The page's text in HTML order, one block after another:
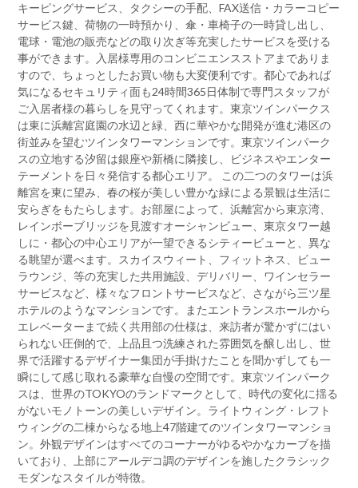
キーピングサービス、タクシーの手配、FAX送信・カラーコピー
サービス鍵、荷物の一時預かり、傘・車椅子の一時貸し出し、
電球・電池の販売などの取り次ぎ等充実したサービスを受ける
事ができます。入居様専用のコンビニエンスストアまでありま
すので、ちょっとしたお買い物も大変便利です。都心であれば
気になるセキュリティ面も24時間365日体制で専門スタッフが
ご入居者様の暮らしを見守ってくれます。東京ツインパークス
は東に浜離宮庭園の水辺と緑、西に華やかな開発が進む港区の
街並みを望むツインタワーマンションです。東京ツインパーク
スの立地する汐留は銀座や新橋に隣接し、ビジネスやエンター
テーメントを日々発信する都心エリア。 この二つのタワーは浜
離宮を東に望み、春の桜が美しい豊かな緑による景観は生活に
安らぎをもたらします。お部屋によって、浜離宮から東京湾、
レインボーブリッジを見渡すオーシャンビュー、東京タワー越
しに・都心の中心エリアが一望できるシティービューと、異な
る眺望が選べます。スカイスウィート、フィットネス、ビュー
ラウンジ、等の充実した共用施設、デリバリー、ワインセラー
サービスなど、様々なフロントサービスなど、さながら三ツ星
ホテルのようなマンションです。またエントランスホールから
エレベーターまで続く共用部の仕様は、来訪者が驚かずにはい
られない圧倒的で、上品且つ洗練された雰囲気を醸し出し、世
界で活躍するデザイナー集団が手掛けたことを聞かずしても一
瞬にして感じ取れる豪華な自慢の空間です。東京ツインパーク
スは、世界のTOKYOのランドマークとして、時代の変化に揺る
がないモノトーンの美しいデザイン。ライトウィング・レフト
ウィングの二棟からなる地上47階建てのツインタワーマンショ
ン。外観デザインはすべてのコーナーがゆるやかなカーブを描
いており、上部にアールデコ調のデザインを施したクラシック
モダンなスタイルが特徴。